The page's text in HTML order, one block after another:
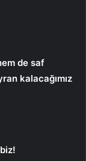
de saf
kalacağımız